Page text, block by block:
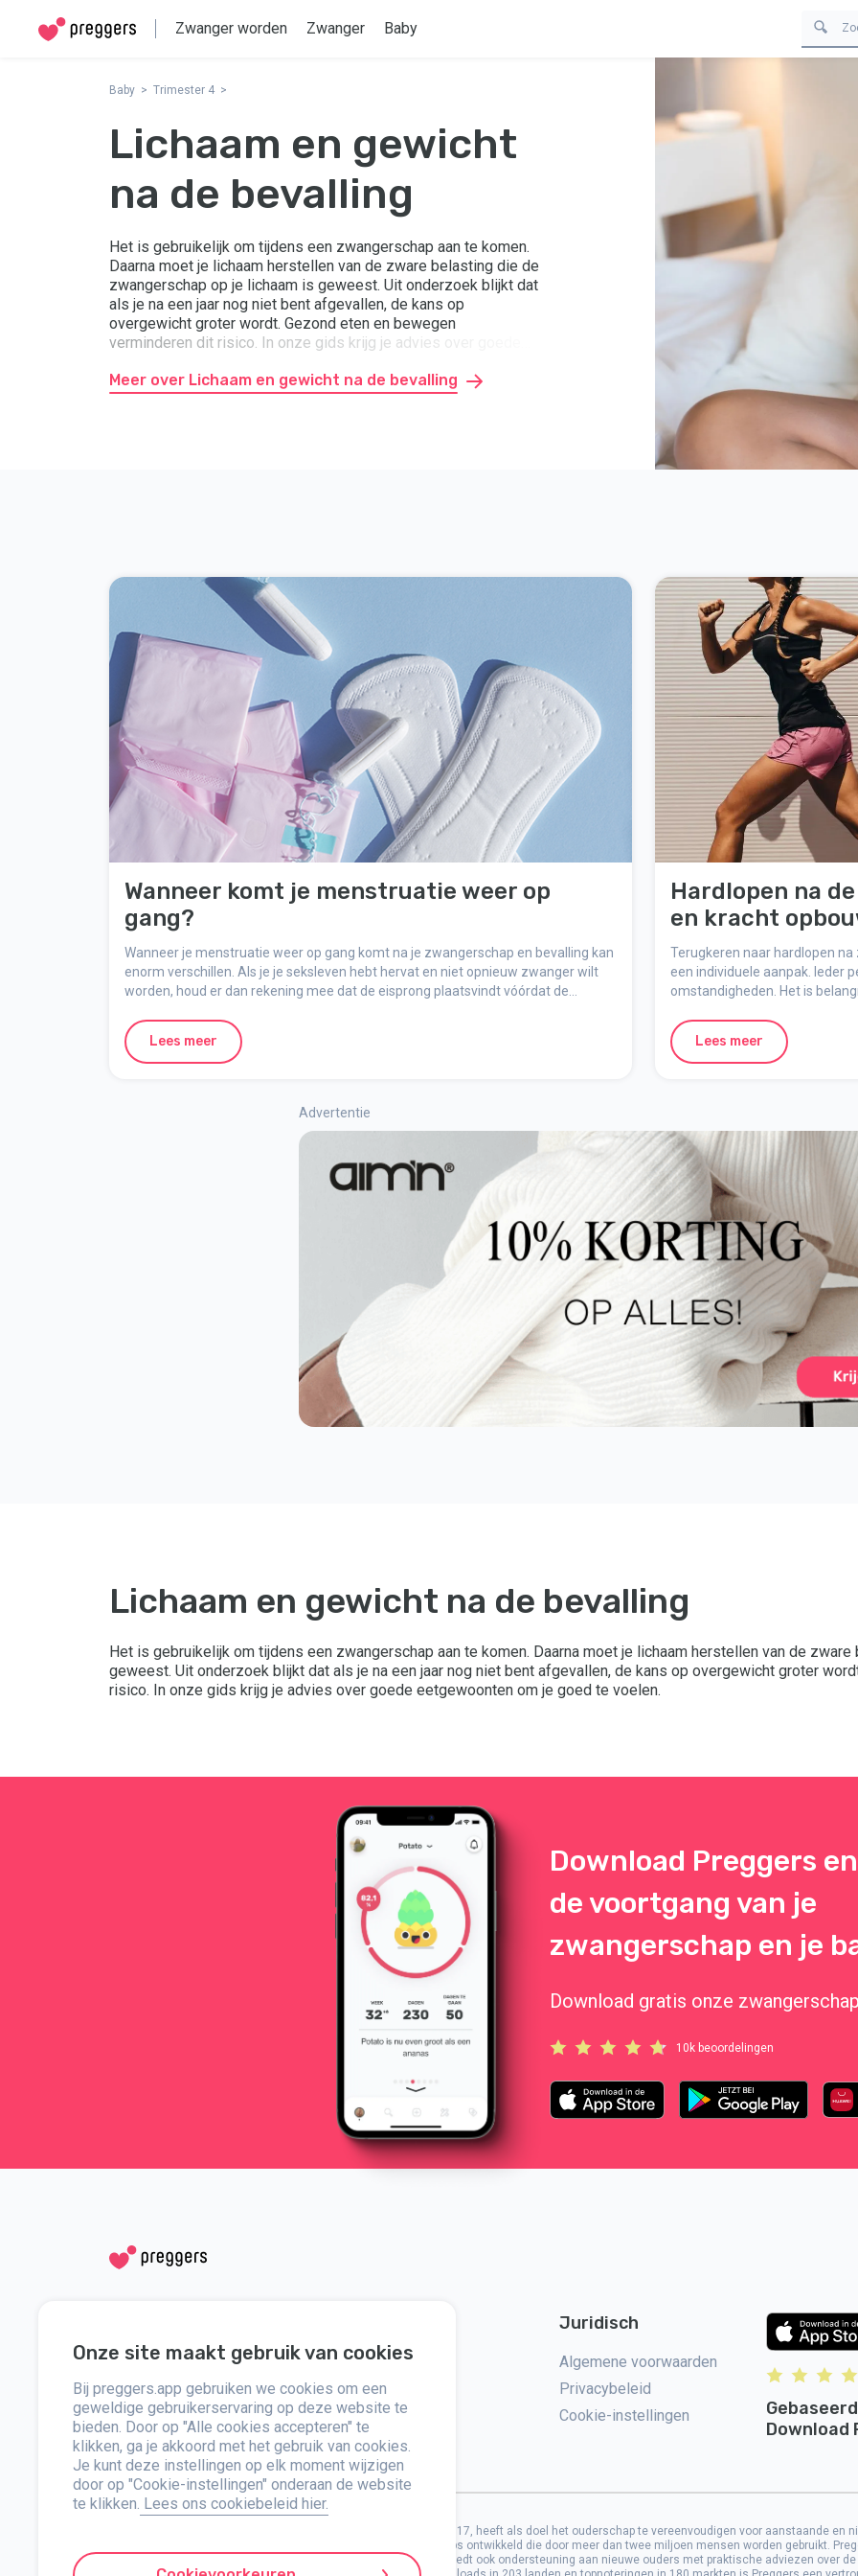
Zwanger worden Zwanger Baby
Baby Trimester 4
Lichaam en gewicht
na de bevalling
Het is gebruikelijk om tijdens een zwangerschap aan te komen.
Daarna moet je lichaam herstellen van de zware belasting die de
zwangerschap op je lichaam is geweest. Uit onderzoek blijkt dat
als je na een jaar nog niet bent afgevallen, de kans op
overgewicht groter wordt. Gezond eten en bewegen
verminderen dit risico. In onze gids krijg je advies over goede
Meer over Lichaam en gewicht na de bevalling
Wanneer komt je menstruatie weer op
gang?
Wanneer je menstruatie weer op gang komt na je zwangerschap en bevalling kan
enorm verschillen. Als je je seksleven hebt hervat en niet opnieuw zwanger wilt
worden, houd er dan rekening mee dat de eisprong plaatsvindt vóórdat de
Lees meer
Hardlopen na
en kracht
Terugkeren naar hardlopen
een individuele aanpak. Ieder
omstandigheden. Het is
een gezond herstel te
te overwegen bij het hervatten
Lees meer
Advertentie
Lichaam en gewicht na de bevalling
Het is gebruikelijk om tijdens een zwangerschap aan te komen. Daarna moet je lichaam herstellen van de
geweest. Uit onderzoek blijkt dat als je na een jaar nog niet bent afgevallen, de kans op overgewicht groter
risico. In onze gids krijg je advies over goede eetgewoonten om je goed te voelen.
Download Preggers
de voortgang van je
zwangerschap en je
Download gratis onze
10k beoordelingen
Instagram
Facebook
Neem contact op
Over
Pers
Juridisch
Algemene voorwaarden
Privacybeleid
Cookie-instellingen
Download
Preggers, opgericht door het Zweedse app-studio Stroller AB in 2017, heeft als doel het ouderschap te vereenvoudigen voor aanstaande en
samenwerkingen met experts, hebben ze gebruiksvriendelijke apps ontwikkeld die door meer dan twee miljoen mensen worden gebruikt.
updates, tips en tools voor elke fase van de zwangerschap. Het biedt ook ondersteuning aan nieuwe ouders met praktische adviezen over
Onze site maakt gebruik van cookies
Bij preggers.app gebruiken we cookies om een
geweldige gebruikerservaring op deze website te
bieden. Door op "Alle cookies accepteren" te
klikken, ga je akkoord met het gebruik van cookies.
Je kunt deze instellingen op elk moment wijzigen
door op "Cookie-instellingen" onderaan de website
te klikken. Lees ons cookiebeleid hier.